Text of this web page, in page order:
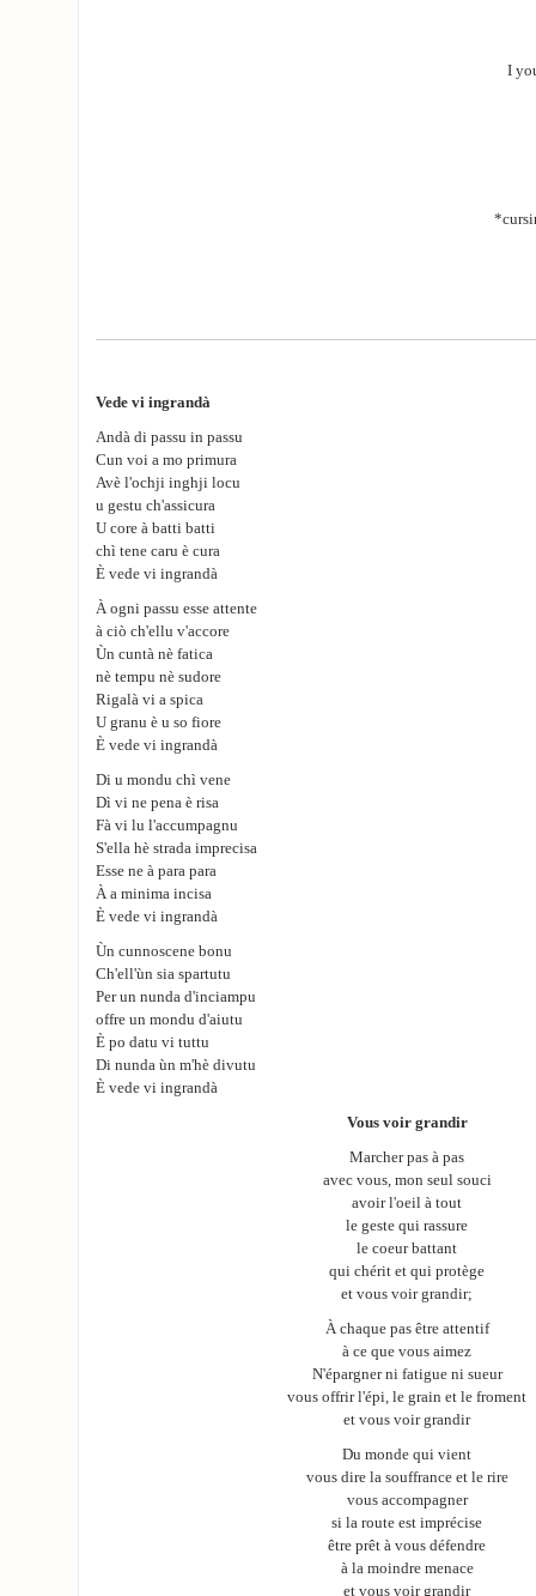
I
Vede vi ingrandà
Andà di passu in passu
Cun voi a mo primura
Avè l'ochji inghji locu
u gestu ch'assicura
U core à batti batti
chì tene caru è cura
È vede vi ingrandà
À ogni passu esse attente
à ciò ch'ellu v'accore
Ùn cuntà nè fatica
nè tempu nè sudore
Rigalà vi a spica
U granu è u so fiore
È vede vi ingrandà
Di u mondu chì vene
Dì vi ne pena è risa
Fà vi lu l'accumpagnu
S'ella hè strada imprecisa
Esse ne à para para
À a minima incisa
È vede vi ingrandà
Ùn cunnoscene bonu
Ch'ell'ùn sia spartutu
Per un nunda d'inciampu
offre un mondu d'aiutu
È po datu vi tuttu
Di nunda ùn m'hè divutu
È vede vi ingrandà
Vous voir grandir
Marcher pas à pas
avec vous, mon seul souci
avoir l'oeil à tout
le geste qui rassure
le coeur battant
qui chérit et qui protège
et vous voir grandir;
À chaque pas être attentif
à ce que vous aimez
N'épargner ni fatigue ni sueur
vous offrir l'épi, le grain et le froment
et vous voir grandir
Du monde qui vient
vous dire la souffrance et le rire
vous accompagner
si la route est imprécise
être prêt à vous défendre
à la moindre menace
et vous voir grandir